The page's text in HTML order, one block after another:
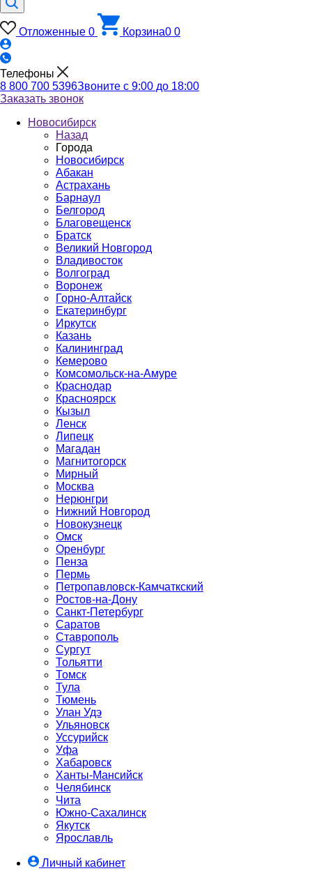
Отложенные 0 Корзина0 0
Телефоны
8 800 700 5396Звоните с 9:00 до 18:00
Заказать звонок
Новосибирск
Назад
Города
Новосибирск
Абакан
Астрахань
Барнаул
Белгород
Благовещенск
Братск
Великий Новгород
Владивосток
Волгоград
Воронеж
Горно-Алтайск
Екатеринбург
Иркутск
Казань
Калининград
Кемерово
Комсомольск-на-Амуре
Краснодар
Красноярск
Кызыл
Ленск
Липецк
Магадан
Магнитогорск
Мирный
Москва
Нерюнгри
Нижний Новгород
Новокузнецк
Омск
Оренбург
Пенза
Пермь
Петропавловск-Камчаткский
Ростов-на-Дону
Санкт-Петербург
Саратов
Ставрополь
Сургут
Тольятти
Томск
Тула
Тюмень
Улан Удэ
Ульяновск
Уссурийск
Уфа
Хабаровск
Ханты-Мансийск
Челябинск
Чита
Южно-Cахалинск
Якутск
Ярославль
Личный кабинет